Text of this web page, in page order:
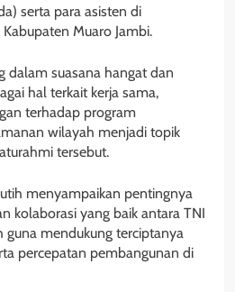
serta para asisten di
Muaro Jambi.
dalam suasana hangat dan
hal terkait kerja sama,
terhadap program
wilayah menjadi topik
tersebut.
menyampaikan pentingnya
kolaborasi yang baik antara TNI
guna mendukung terciptanya
percepatan pembangunan di